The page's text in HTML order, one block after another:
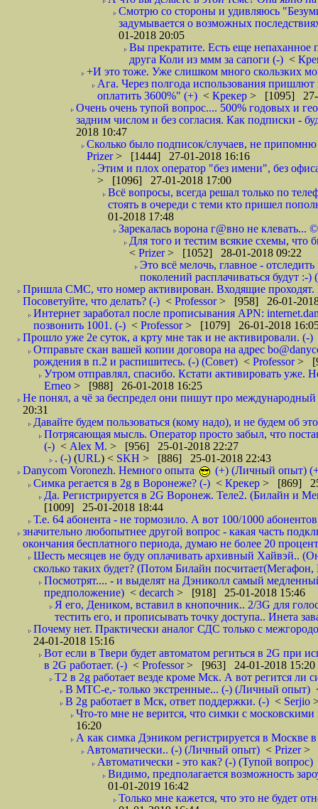
Смотрю со стороны и удивляюсь
задумывается о возможных
01-2018 20:05
Вы прекратите. Есть еще непаханное
друга Коли из ммм за сапоги (-) <
+И это тоже. Уже слишком много скользких
Ага. Через полгода использования
оплатить 3600%" (+) < Крекер > [1095] 27-
Очень очень тупой вопрос.... 500% годовых и
задним числом и без согласия. Как подписки -
2018 10:47
Сколько было подписок/случаев, не
Prizer> [1444] 27-01-2018 16:16
Этим и плох оператор "без имени", без
> [1096] 27-01-2018 17:00
Всё вопросы, всегда решал только по
стоять в очереди с теми кто пришел
01-2018 17:48
Зарекалась ворона г@вно не клевать...
Для того и тестим всякие схемы, что
< Prizer> [1052] 28-01-2018 09:22
Это всё мелочь, главное -
поколений расплачиваться будут :-)
Пришла СМС, что номер активирован. Входящие проходят.
Посоветуйте, что делать? (-) < Professor> [958] 26-01-
Интернет заработал после прописывания APN:
позвонить 1001. (-) < Professor> [1079] 26-01-2018
Прошло уже 2е суток, а крту мне так и не активировали. (-)
Отправьте скан вашей копии договора на адрес
рождения в п.2 и распишитесь. (-) (Совет) < Professor>
Утром отправлял, спасибо. Кстати активировать уже.
Erneo > [988] 26-01-2018 16:25
Не понял, а чё за беспредел они пишут про
20:31
Давайте будем пользоваться (кому надо), и не будем об
Потрясающая мысль. Оператор просто забыл, что
(-) < Alex M. > [956] 25-01-2018 22:27
. (-) (URL) < SKH > [886] 25-01-2018 22:43
Danycom Voronezh. Немного опыта
(+) (Личный опыт)
Симка регается в 2g в Воронеже? (-) < Крекер > [869]
Да. Регистрируется в 2G Воронеж. Теле2. (Билайн и
[1009] 25-01-2018 18:44
Т.е. 64 абонента - не тормозило. А вот 100/1000
значительно любопытнее другой вопрос - какая часть
окончания бесплатного периода, думаю не более 20
Шесть месяцев не буду оплачивать архивный Хайвэй..
сколько таких будет? (Потом Билайн
Посмотрят.... - и выделят на Дэниколл самый
предположение) < decarch > [918] 25-01-2018 15:46
Я его, Деником, вставил в кнопочник.. 2/3G для
тестить его, и прописывать точку доступа.. Инета
Почему нет. Практически аналог СДС только с
24-01-2018 15:16
Вот если в Твери будет автоматом региться в 2G при
в 2G работает. (-) < Professor> [963] 24-01-2018 15:20
T2 в 2g работает везде кроме Мск. А вот регится
В МТС-е,- только экстренные... (-) (Личный опыт)
В 2g работает в Мск, ответ поддержки. (-) < Serjio
Что-то мне не верится, что симки с
16:20
А как симка Дэником регистрируется в Москве
Автоматически.. (-) (Личный опыт) < Prizer>
Автоматически - это как? (-) (Тупой вопрос)
Видимо, предполагается возможность
01-01-2019 16:42
Только мне кажется, что это не будет